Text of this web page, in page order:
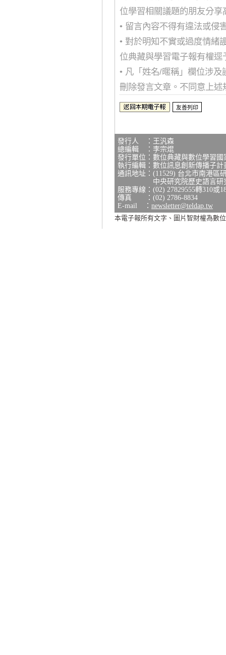
位學習相關議題的朋友分
• 留言內容不得有違法或侵
• 對於明知不實或過度情緒
位典藏與學習電子報有權
• 凡「姓名/暱稱」欄位涉
刪除發言文章。不同意上述
發行人 ：王汎森
總編輯 ：李宗焜
發行單位：數位典藏與數位學習
執行編輯：數位訊息創新傳播子計
通訊地址：(11529) 台北市南港區
中央研究院歷史語言研究
服務專線：(02) 27829555轉310或
傳真 ：(02) 2786-8834
E-mail ： newsletter@teldap.tw
本電子報所有文字、圖片智財權為數